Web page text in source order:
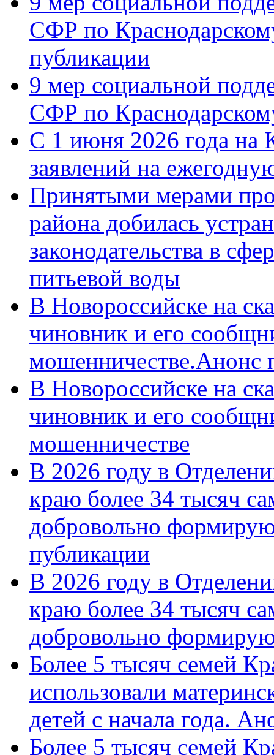
СФР по
публикации
9 мер социальной
СФР по
С 1 июня 2026 года на
заявлений на
Принятыми мерами
района добилась
законодательства в
питьевой воды
В Новороссийске на
чиновник и его
мошенничестве.Анонс
В Новороссийске на
чиновник и его
мошенничестве
В 2026 году в
краю более 34 тысяч
добровольно
публикации
В 2026 году в
краю более 34 тысяч
добровольно
Более 5 тысяч семей
использовали
детей с начала года.
Более 5 тысяч семей